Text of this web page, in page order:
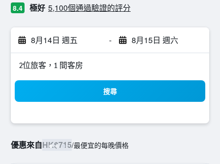
8.4 極好 5,100個通過驗證的評分
8月14日 週五 - 8月15日 週六
2位旅客，1 間客房
搜尋
優惠來自HK$715/最便宜的每晚價格